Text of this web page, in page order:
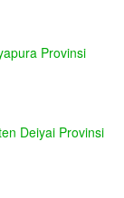
Provinsi
Deiyai Provinsi